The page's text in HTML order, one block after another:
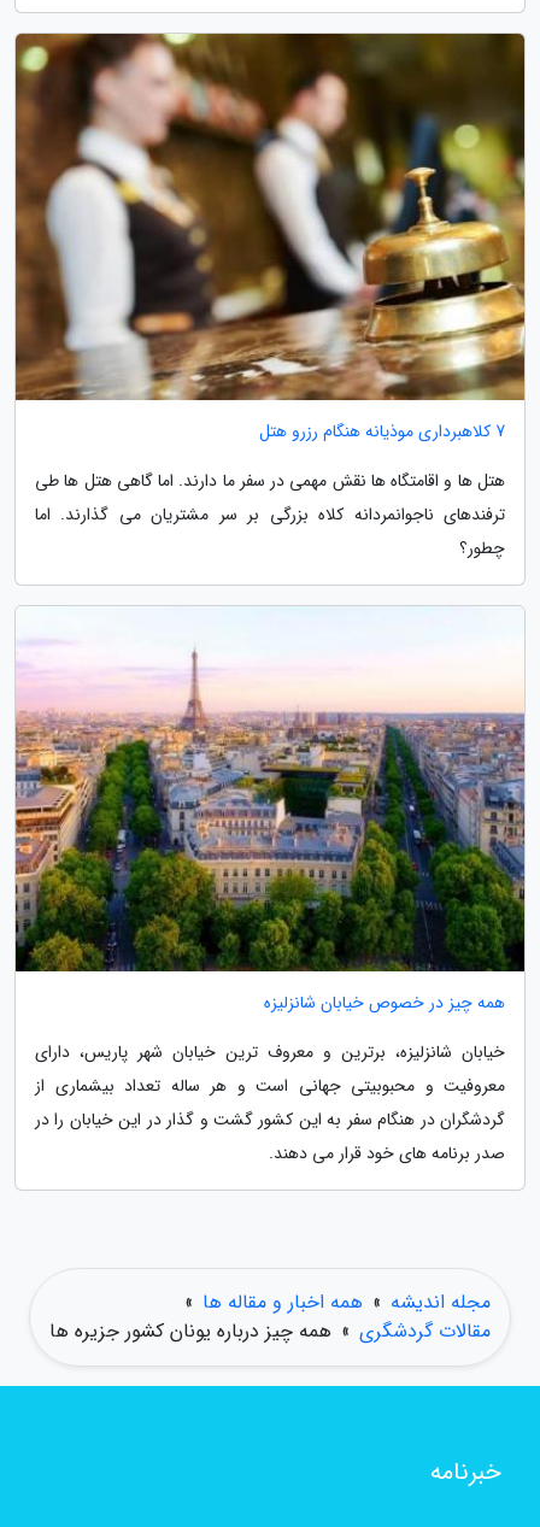
7 کلاهبرداری موذیانه هنگام رزرو هتل
هتل ها و اقامتگاه ها نقش مهمی در سفر ما دارند. اما گاهی هتل ها طی
ترفندهای ناجوانمردانه کلاه بزرگی بر سر مشتریان می گذارند. اما
چطور؟
همه چیز در خصوص خیابان شانزلیزه
خیابان شانزلیزه، برترین و معروف ترین خیابان شهر پاریس، دارای
معروفیت و محبوبیتی جهانی است و هر ساله تعداد بیشماری از
گردشگران در هنگام سفر به این کشور گشت و گذار در این خیابان را در
صدر برنامه های خود قرار می دهند.
مجله اندیشه » همه اخبار و مقاله ها »
مقالات گردشگری » همه چیز درباره یونان کشور جزیره ها
خبرنامه